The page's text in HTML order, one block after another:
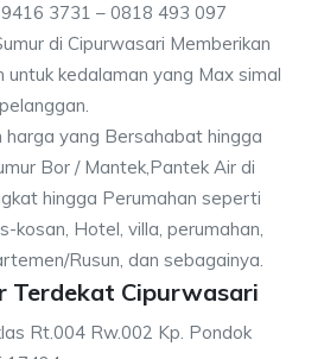
3731 – 0818 493 097
di Cipurwasari Memberikan
untuk kedalaman yang Max simal
harga yang Bersahabat hingga
Bor / Mantek,Pantek Air di
hingga Perumahan seperti
kosan, Hotel, villa, perumahan,
Rusun, dan sebagainya.
Terdekat Cipurwasari
Rt.004 Rw.002 Kp. Pondok